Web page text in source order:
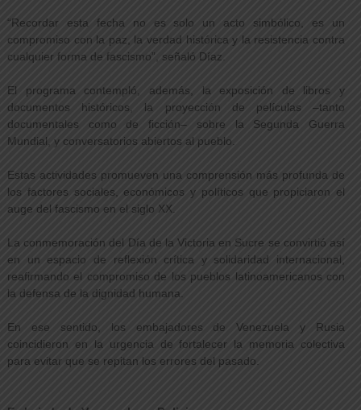
“Recordar esta fecha no es solo un acto simbólico, es un
compromiso con la paz, la verdad histórica y la resistencia contra
cualquier forma de fascismo”, señaló Díaz.
El programa contempló, además, la exposición de libros y
documentos históricos, la proyección de películas –tanto
documentales como de ficción– sobre la Segunda Guerra
Mundial, y conversatorios abiertos al pueblo.
Estas actividades promueven una comprensión más profunda de
los factores sociales, económicos y políticos que propiciaron el
auge del fascismo en el siglo XX.
La conmemoración del Día de la Victoria en Sucre se convirtió así
en un espacio de reflexión crítica y solidaridad internacional,
reafirmando el compromiso de los pueblos latinoamericanos con
la defensa de la dignidad humana.
En ese sentido, los embajadores de Venezuela y Rusia
coincidieron en la urgencia de fortalecer la memoria colectiva
para evitar que se repitan los errores del pasado.